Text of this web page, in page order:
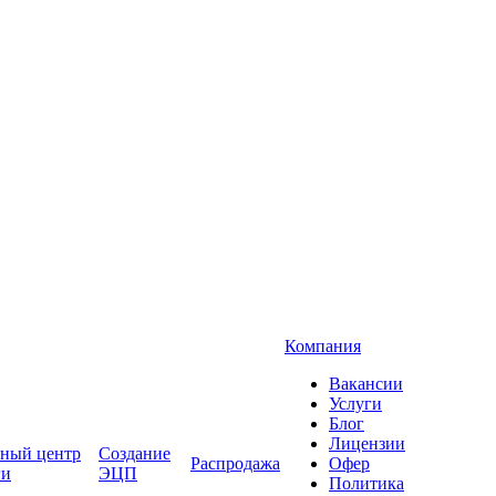
центр
Создание
ЭЦП
Распродажа
Компания
Вакансии
Услуги
Блог
Лицензии
Офер
Политика